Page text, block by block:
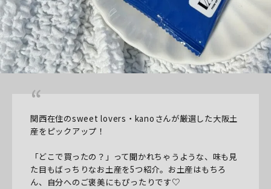
関西在住のsweet lovers・kanoさんが厳選した大阪土
産をピックアップ！
「どこで買ったの？」って聞かれちゃうような、味も見
た目もばっちりなお土産を5つ紹介。 お土産はもちろ
ん、自分へのご褒美にもぴったりです♡